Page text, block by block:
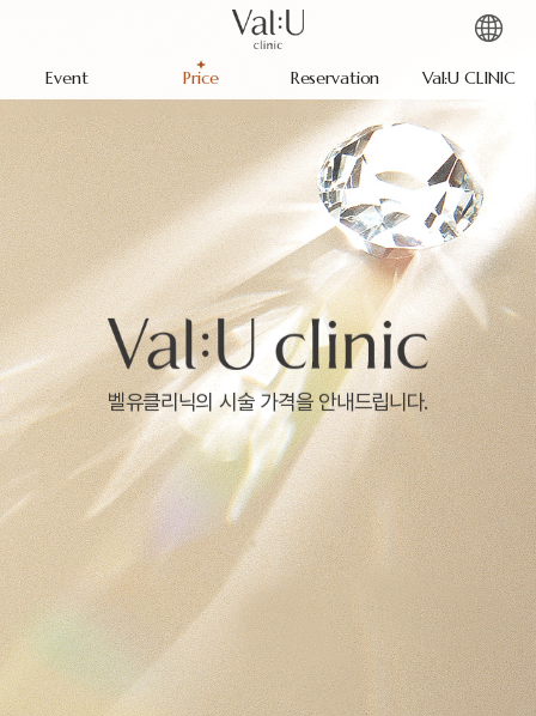
Event Price Reservation Val:U CLINIC
벨유클리닉의 시술 가격을 안내드립니다.